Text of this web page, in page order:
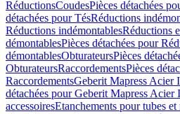
RéductionsCoudesPièces détachées
détachées pour TésRéductions
Réductions indémontablesRéductions
démontablesPièces détachées pour
démontablesObturateursPièces
ObturateursRaccordementsPièces
RaccordementsGeberit Mapress Acier
détachées pour Geberit Mapress Acier
accessoiresEtanchements pour tubes et